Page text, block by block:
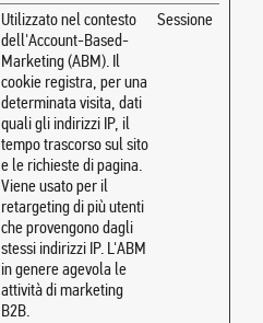
Utilizzato nel contesto
dell'Account-Based-
Marketing (ABM). Il
cookie registra, per una
determinata visita, dati
quali gli indirizzi IP, il
tempo trascorso sul sito
e le richieste di pagina.
Viene usato per il
retargeting di più utenti
che provengono dagli
stessi indirizzi IP. L'ABM
in genere agevola le
attività di marketing
B2B.
Sessione